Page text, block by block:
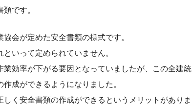
です。
会が定めた安全書類の様式です。
いって定められていません。
効率が下がる要因となっていましたが、この全建統
成ができるようになりました。
く安全書類の作成ができるというメリットがありま